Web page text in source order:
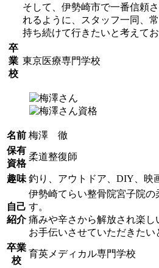
そして、伊勢崎市で一番信頼
れるように、スタッフ一同、
持ち続けて行きたいと考えてお
卒
業
校
東京医療専門学校
名前 梅澤 徹
保有
資格
柔道整復師
趣味 釣り、アウトドア、DIY、映
自己
紹介
伊勢崎てらい整骨院宮子院
す。
痛みや辛さから解放され楽し
お手伝いさせていただきたい
卒業
校
育英メディカル専門学校